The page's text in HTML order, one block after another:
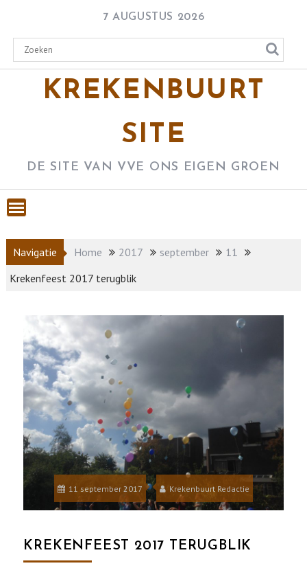
content
7 AUGUSTUS 2026
KREKENBUURT
SITE
DE SITE VAN VVE ONS EIGEN GROEN
Navigatie Home 2017 september
11
Krekenfeest 2017 terugblik
11 september 2017 Krekenbuurt Redactie
KREKENFEEST 2017 TERUGBLIK